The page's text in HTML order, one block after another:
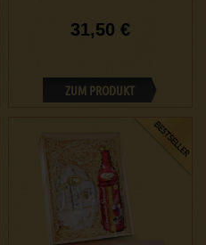
31,50 €
ZUM PRODUKT